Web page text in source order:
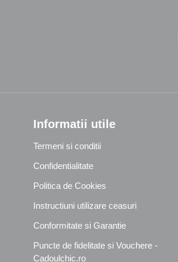
Informatii utile
Termeni si conditii
Confidentialitate
Politica de Cookies
Instructiuni utilizare ceasuri
Conformitate si Garantie
Puncte de fidelitate si Vouchere -
Cadoulchic.ro